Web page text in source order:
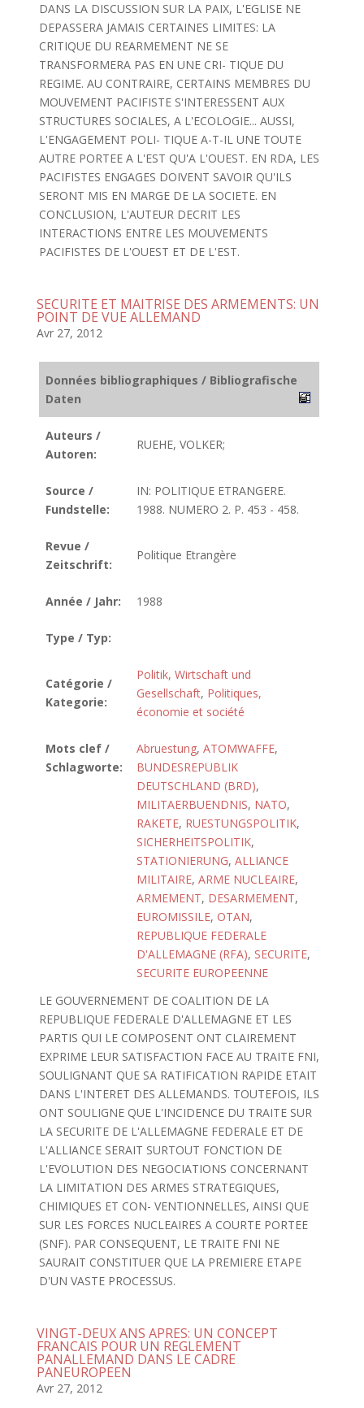
DANS LA DISCUSSION SUR LA PAIX, L'EGLISE NE
DEPASSERA JAMAIS CERTAINES LIMITES: LA
CRITIQUE DU REARMEMENT NE SE
TRANSFORMERA PAS EN UNE CRI- TIQUE DU
REGIME. AU CONTRAIRE, CERTAINS MEMBRES DU
MOUVEMENT PACIFISTE S'INTERESSENT AUX
STRUCTURES SOCIALES, A L'ECOLOGIE... AUSSI,
L'ENGAGEMENT POLI- TIQUE A-T-IL UNE TOUTE
AUTRE PORTEE A L'EST QU'A L'OUEST. EN RDA, LES
PACIFISTES ENGAGES DOIVENT SAVOIR QU'ILS
SERONT MIS EN MARGE DE LA SOCIETE. EN
CONCLUSION, L'AUTEUR DECRIT LES
INTERACTIONS ENTRE LES MOUVEMENTS
PACIFISTES DE L'OUEST ET DE L'EST.
SECURITE ET MAITRISE DES ARMEMENTS: UN
POINT DE VUE ALLEMAND
Avr 27, 2012
Données bibliographiques / Bibliografische
Daten
Auteurs /
Autoren:
RUEHE, VOLKER;
Source /
Fundstelle:
IN: POLITIQUE ETRANGERE.
1988. NUMERO 2. P. 453 - 458.
Revue /
Zeitschrift:
Politique Etrangère
Année / Jahr: 1988
Type / Typ:
Catégorie /
Kategorie:
Politik, Wirtschaft und
Gesellschaft, Politiques,
économie et société
Mots clef /
Schlagworte:
Abruestung, ATOMWAFFE,
BUNDESREPUBLIK
DEUTSCHLAND (BRD),
MILITAERBUENDNIS, NATO,
RAKETE, RUESTUNGSPOLITIK,
SICHERHEITSPOLITIK,
STATIONIERUNG, ALLIANCE
MILITAIRE, ARME NUCLEAIRE,
ARMEMENT, DESARMEMENT,
EUROMISSILE, OTAN,
REPUBLIQUE FEDERALE
D'ALLEMAGNE (RFA), SECURITE,
SECURITE EUROPEENNE
LE GOUVERNEMENT DE COALITION DE LA
REPUBLIQUE FEDERALE D'ALLEMAGNE ET LES
PARTIS QUI LE COMPOSENT ONT CLAIREMENT
EXPRIME LEUR SATISFACTION FACE AU TRAITE FNI,
SOULIGNANT QUE SA RATIFICATION RAPIDE ETAIT
DANS L'INTERET DES ALLEMANDS. TOUTEFOIS, ILS
ONT SOULIGNE QUE L'INCIDENCE DU TRAITE SUR
LA SECURITE DE L'ALLEMAGNE FEDERALE ET DE
L'ALLIANCE SERAIT SURTOUT FONCTION DE
L'EVOLUTION DES NEGOCIATIONS CONCERNANT
LA LIMITATION DES ARMES STRATEGIQUES,
CHIMIQUES ET CON- VENTIONNELLES, AINSI QUE
SUR LES FORCES NUCLEAIRES A COURTE PORTEE
(SNF). PAR CONSEQUENT, LE TRAITE FNI NE
SAURAIT CONSTITUER QUE LA PREMIERE ETAPE
D'UN VASTE PROCESSUS.
VINGT-DEUX ANS APRES: UN CONCEPT
FRANCAIS POUR UN REGLEMENT
PANALLEMAND DANS LE CADRE
PANEUROPEEN
Avr 27, 2012